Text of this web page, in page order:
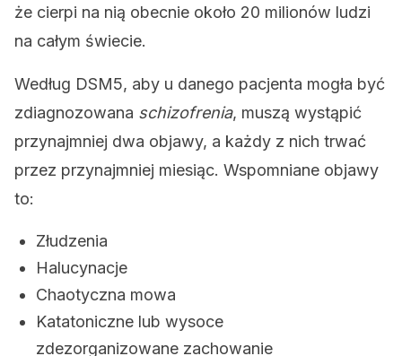
że cierpi na nią obecnie około 20 milionów ludzi
na całym świecie.
Według DSM5, aby u danego pacjenta mogła być
zdiagnozowana schizofrenia, muszą wystąpić
przynajmniej dwa objawy, a każdy z nich trwać
przez przynajmniej miesiąc. Wspomniane objawy
to:
Złudzenia
Halucynacje
Chaotyczna mowa
Katatoniczne lub wysoce
zdezorganizowane zachowanie